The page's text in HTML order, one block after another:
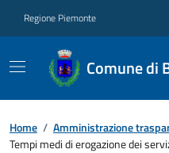
Regione Piemonte
Comune di
Home / Amministrazione
Tempi medi di erogazione dei